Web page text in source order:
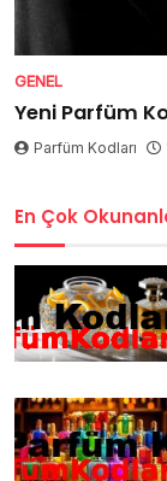
GENEL
Yeni Parfüm
Parfüm Kodları
En Çok